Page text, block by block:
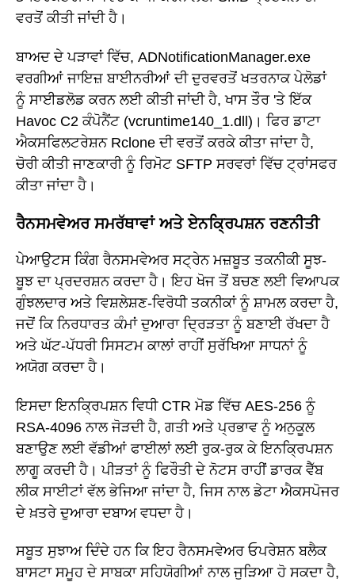
ਵਰਤੋਂ ਕੀਤੀ ਜਾਂਦੀ ਹੈ।
ਬਾਅਦ ਦੇ ਪੜਾਵਾਂ ਵਿੱਚ, ADNotificationManager.exe
ਵਰਗੀਆਂ ਜਾਇਜ਼ ਬਾਈਨਰੀਆਂ ਦੀ ਦੁਰਵਰਤੋਂ ਖਤਰਨਾਕ ਪੇਲੋਡਾਂ
ਨੂੰ ਸਾਈਡਲੋਡ ਕਰਨ ਲਈ ਕੀਤੀ ਜਾਂਦੀ ਹੈ, ਖਾਸ ਤੌਰ 'ਤੇ ਇੱਕ
Havoc C2 ਕੰਪੋਨੈਂਟ (vcruntime140_1.dll)। ਫਿਰ ਡਾਟਾ
ਐਕਸਫਿਲਟਰੇਸ਼ਨ Rclone ਦੀ ਵਰਤੋਂ ਕਰਕੇ ਕੀਤਾ ਜਾਂਦਾ ਹੈ,
ਚੋਰੀ ਕੀਤੀ ਜਾਣਕਾਰੀ ਨੂੰ ਰਿਮੋਟ SFTP ਸਰਵਰਾਂ ਵਿੱਚ ਟ੍ਰਾਂਸਫਰ
ਕੀਤਾ ਜਾਂਦਾ ਹੈ।
ਰੈਨਸਮਵੇਅਰ ਸਮਰੱਥਾਵਾਂ ਅਤੇ ਏਨਕ੍ਰਿਪਸ਼ਨ ਰਣਨੀਤੀ
ਪੇਆਉਟਸ ਕਿੰਗ ਰੈਨਸਮਵੇਅਰ ਸਟ੍ਰੇਨ ਮਜ਼ਬੂਤ ਤਕਨੀਕੀ ਸੂਝ-
ਬੂਝ ਦਾ ਪ੍ਰਦਰਸ਼ਨ ਕਰਦਾ ਹੈ। ਇਹ ਖੋਜ ਤੋਂ ਬਚਣ ਲਈ ਵਿਆਪਕ
ਗੁੰਝਲਦਾਰ ਅਤੇ ਵਿਸ਼ਲੇਸ਼ਣ-ਵਿਰੋਧੀ ਤਕਨੀਕਾਂ ਨੂੰ ਸ਼ਾਮਲ ਕਰਦਾ ਹੈ,
ਜਦੋਂ ਕਿ ਨਿਰਧਾਰਤ ਕੰਮਾਂ ਦੁਆਰਾ ਦ੍ਰਿੜਤਾ ਨੂੰ ਬਣਾਈ ਰੱਖਦਾ ਹੈ
ਅਤੇ ਘੱਟ-ਪੱਧਰੀ ਸਿਸਟਮ ਕਾਲਾਂ ਰਾਹੀਂ ਸੁਰੱਖਿਆ ਸਾਧਨਾਂ ਨੂੰ
ਅਯੋਗ ਕਰਦਾ ਹੈ।
ਇਸਦਾ ਇਨਕ੍ਰਿਪਸ਼ਨ ਵਿਧੀ CTR ਮੋਡ ਵਿੱਚ AES-256 ਨੂੰ
RSA-4096 ਨਾਲ ਜੋੜਦੀ ਹੈ, ਗਤੀ ਅਤੇ ਪ੍ਰਭਾਵ ਨੂੰ ਅਨੁਕੂਲ
ਬਣਾਉਣ ਲਈ ਵੱਡੀਆਂ ਫਾਈਲਾਂ ਲਈ ਰੁਕ-ਰੁਕ ਕੇ ਇਨਕ੍ਰਿਪਸ਼ਨ
ਲਾਗੂ ਕਰਦੀ ਹੈ। ਪੀੜਤਾਂ ਨੂੰ ਫਿਰੌਤੀ ਦੇ ਨੋਟਸ ਰਾਹੀਂ ਡਾਰਕ ਵੈੱਬ
ਲੀਕ ਸਾਈਟਾਂ ਵੱਲ ਭੇਜਿਆ ਜਾਂਦਾ ਹੈ, ਜਿਸ ਨਾਲ ਡੇਟਾ ਐਕਸਪੋਜਰ
ਦੇ ਖ਼ਤਰੇ ਦੁਆਰਾ ਦਬਾਅ ਵਧਦਾ ਹੈ।
ਸਬੂਤ ਸੁਝਾਅ ਦਿੰਦੇ ਹਨ ਕਿ ਇਹ ਰੈਨਸਮਵੇਅਰ ਓਪਰੇਸ਼ਨ ਬਲੈਕ
ਬਾਸਟਾ ਸਮੂਹ ਦੇ ਸਾਬਕਾ ਸਹਿਯੋਗੀਆਂ ਨਾਲ ਜੁੜਿਆ ਹੋ ਸਕਦਾ ਹੈ,